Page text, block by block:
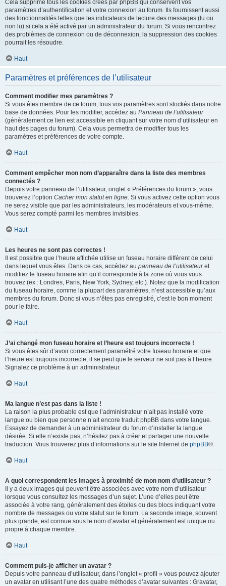
Cela supprime tous les cookies créés par phpBB qui conservent vos
paramètres d’authentification et votre connexion au forum. Ils fournissent aussi
des fonctionnalités telles que les indicateurs de lecture des messages (lu ou
non lu) si cela a été activé par un administrateur du forum. Si vous rencontrez
des problèmes de connexion ou de déconnexion, la suppression des cookies
pourrait les résoudre.
Haut
Paramètres et préférences de l’utilisateur
Comment modifier mes paramètres ?
Si vous êtes membre de ce forum, tous vos paramètres sont stockés dans notre
base de données. Pour les modifier, accédez au Panneau de l’utilisateur
(généralement ce lien est accessible en cliquant sur votre nom d’utilisateur en
haut des pages du forum). Cela vous permettra de modifier tous les
paramètres et préférences de votre compte.
Haut
Comment empêcher mon nom d’apparaître dans la liste des membres
connectés ?
Depuis votre panneau de l’utilisateur, onglet « Préférences du forum », vous
trouverez l’option Cacher mon statut en ligne. Si vous activez cette option vous
ne serez visible que par les administrateurs, les modérateurs et vous-même.
Vous serez compté parmi les membres invisibles.
Haut
Les heures ne sont pas correctes !
Il est possible que l’heure affichée utilise un fuseau horaire différent de celui
dans lequel vous êtes. Dans ce cas, accédez au panneau de l’utilisateuret
modifiez le fuseau horaire afin qu’il corresponde à la zone où vous vous
trouvez (ex : Londres, Paris, New York, Sydney, etc.). Notez que la modification
du fuseau horaire, comme la plupart des paramètres, n’est accessible qu’aux
membres du forum. Donc si vous n’êtes pas enregistré, c’est le bon moment
pour le faire.
Haut
J’ai changé mon fuseau horaire et l’heure est toujours incorrecte !
Si vous êtes sûr d’avoir correctement paramétré votre fuseau horaire et que
l’heure est toujours incorrecte, il se peut que le serveur ne soit pas à l’heure.
Signalez ce problème à un administrateur.
Haut
Ma langue n’est pas dans la liste !
La raison la plus probable est que l’administrateur n’ait pas installé votre
langue ou bien que personne n’ait encore traduit phpBB dans votre langue.
Essayez de demander à un administrateur du forum d’installer la langue
désirée. Si elle n’existe pas, n’hésitez pas à créer et partager une nouvelle
traduction. Vous trouverez plus d’informations sur le site Internet de phpBB®.
Haut
A quoi correspondent les images à proximité de mon nom d’utilisateur ?
Il y a deux images qui peuvent être associées avec votre nom d’utilisateur
lorsque vous consultez les messages d’un sujet. L’une d’elles peut être
associée à votre rang, généralement des étoiles ou des blocs indiquant votre
nombre de messages ou votre statut sur le forum. La seconde image, souvent
plus grande, est connue sous le nom d’avatar et généralement est unique ou
propre à chaque membre.
Haut
Comment puis-je afficher un avatar ?
Depuis votre panneau d’utilisateur, dans l’onglet « profil » vous pouvez ajouter
un avatar en utilisant l’une des quatre méthodes d’avatar suivantes : Gravatar,